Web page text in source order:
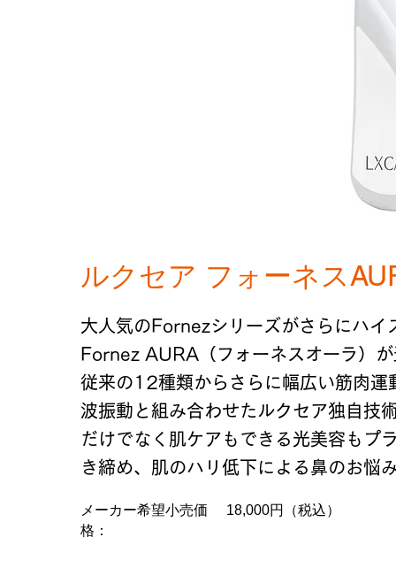
ルクセア フォーネス
大人気のFornezシリーズがさらにハイ
Fornez AURA（フォーネスオーラ）
従来の12種類からさらに幅広い筋肉
波振動と組み合わせたルクセア独自技
だけでなく肌ケアもできる光美容もプ
き締め、肌のハリ低下による鼻のお悩
メーカー希望小売価
格：
18,000円（税込）